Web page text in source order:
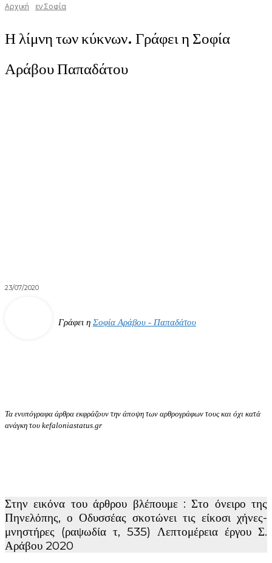
Αρχική εν Σοφία
Η λίμνη των κύκνων. Γράφει η Σοφία
Αράβου Παπαδάτου
23/07/2020
Γράφει η Σοφία Αράβου - Παπαδάτου
Τα ενυπόγραφα άρθρα εκφράζουν την άποψη των αρθρογράφων τους και όχι κατά
ανάγκη του kefaloniastatus.gr
Στην εικόνα του άρθρου βλέπουμε : Στο όνειρο της
Πηνελόπης, ο Οδυσσέας σκοτώνει τις είκοσι χήνες-
μνηστήρες (ραψωδία τ, 535) Λεπτομέρεια έργου Σ.
Αράβου 2020